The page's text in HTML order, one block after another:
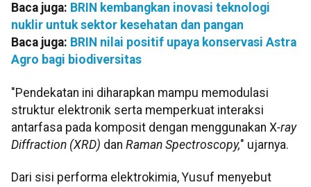
Baca juga: BRIN kembangkan inovasi teknologi
nuklir untuk sektor kesehatan dan pangan
Baca juga: BRIN nilai positif upaya konservasi Astra
Agro bagi biodiversitas
"Pendekatan ini diharapkan mampu memodulasi
struktur elektronik serta memperkuat interaksi
antarfasa pada komposit dengan menggunakan X-ray
Diffraction (XRD) dan Raman Spectroscopy," ujarnya.
Dari sisi performa elektrokimia, Yusuf menyebut